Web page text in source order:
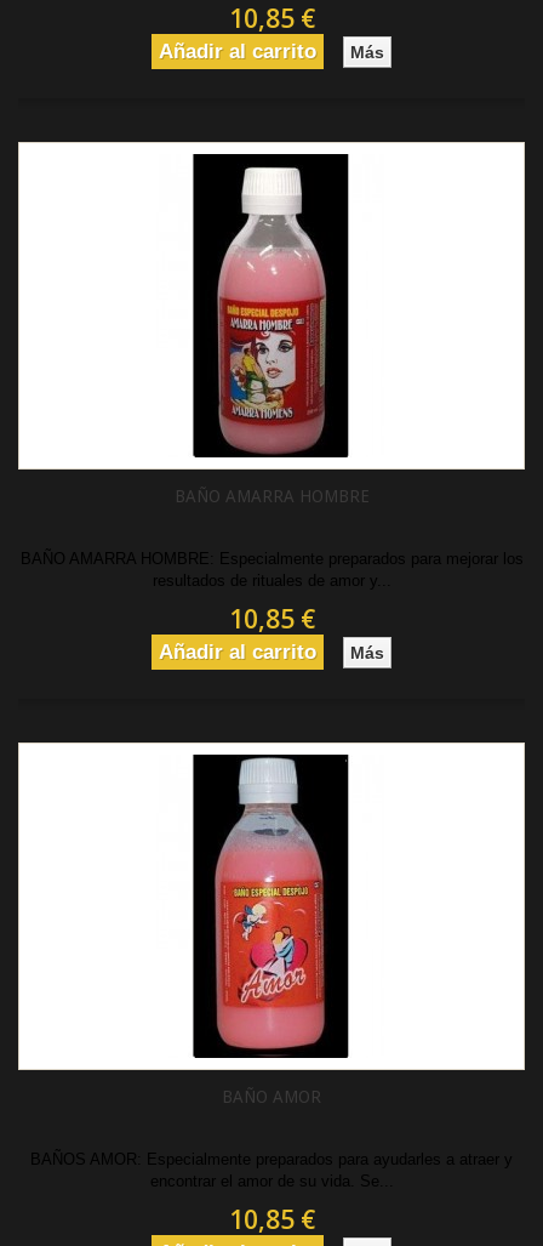
10,85 €
Añadir al carrito Más
BAÑO AMARRA HOMBRE
BAÑO AMARRA HOMBRE: Especialmente preparados para mejorar los
resultados de rituales de amor y...
10,85 €
Añadir al carrito Más
BAÑO AMOR
BAÑOS AMOR: Especialmente preparados para ayudarles a atraer y
encontrar el amor de su vida. Se...
10,85 €